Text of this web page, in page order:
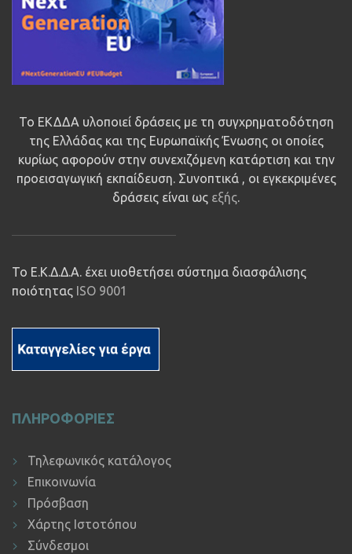
Το ΕΚΔΔΑ υλοποιεί δράσεις με τη συγχρηματοδότηση
της Ελλάδας και της Ευρωπαϊκής Ένωσης οι οποίες
κυρίως αφορούν στην συνεχιζόμενη κατάρτιση και την
προεισαγωγική εκπαίδευση. Συνοπτικά , οι εγκεκριμένες
δράσεις είναι ως εξής.
Το Ε.Κ.Δ.Δ.Α. έχει υιοθετήσει σύστημα διασφάλισης
ποιότητας ISO 9001
ΠΛΗΡΟΦΟΡΙΕΣ
Τηλεφωνικός κατάλογος
Επικοινωνία
Πρόσβαση
Χάρτης Ιστοτόπου
Σύνδεσμοι